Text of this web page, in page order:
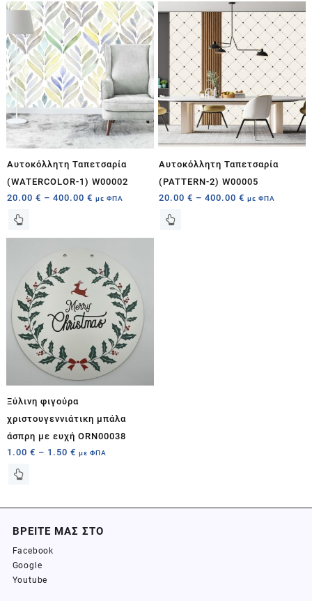
Αυτοκόλλητη Ταπετσαρία
(WATERCOLOR-1) W00002
20.00 € – 400.00 € με ΦΠΑ
Αυτοκόλλητη Ταπετσαρία
(PATTERN-2) W00005
20.00€ –400.00€ με ΦΠΑ
Ξύλινη φιγούρα
χριστουγεννιάτικη μπάλα
άσπρη με ευχή ORN00038
1.00 € – 1.50 € με ΦΠΑ
ΒΡΕΙΤΕ ΜΑΣ ΣΤΟ
Facebook
Google
Youtube